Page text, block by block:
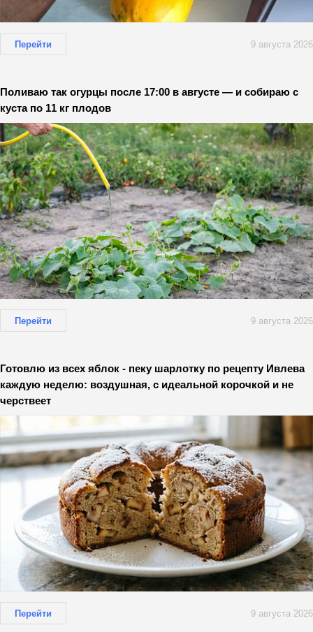
Перейти 9 августа 2026
Поливаю так огурцы после 17:00 в августе — и собираю с
куста по 11 кг плодов
Перейти 9 августа 2026
Готовлю из всех яблок - пеку шарлотку по рецепту Ивлева
каждую неделю: воздушная, с идеальной корочкой и не
черствеет
Перейти 9 августа 2026